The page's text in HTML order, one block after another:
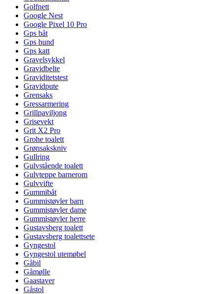
Golfnett
Google Nest
Google Pixel 10 Pro
Gps båt
Gps hund
Gps katt
Gravelsykkel
Gravidbelte
Graviditetstest
Gravidpute
Grensaks
Gressarmering
Grillpaviljong
Grisevekt
Grit X2 Pro
Grohe toalett
Grønsakskniv
Gullring
Gulvstående toalett
Gulvteppe barnerom
Gulvvifte
Gummibåt
Gummistøvler barn
Gummistøvler dame
Gummistøvler herre
Gustavsberg toalett
Gustavsberg toalettsete
Gyngestol
Gyngestol utemøbel
Gåbil
Gåmølle
Gaastaver
Gåstol